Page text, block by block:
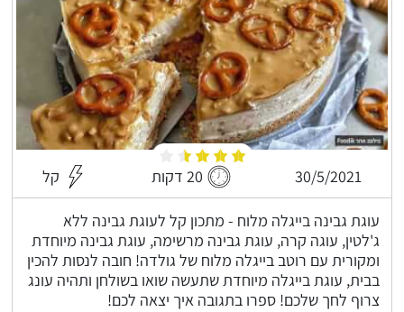
30/5/2021 20 דקות קל
עוגת גבינה בייגלה מלוח - מתכון קל לעוגת גבינה ללא
ג'לטין, עוגה קרה, עוגת גבינה מרשימה, עוגת גבינה מיוחדת
ומקורית עם רוטב בייגלה מלוח של גולדה! חובה לנסות להכין
בבית, עוגת בייגלה מיוחדת שתעשה שואו בשולחן ותהיה עונג
צרוף לחך שלכם! ספרו בתגובה איך יצאה לכם!